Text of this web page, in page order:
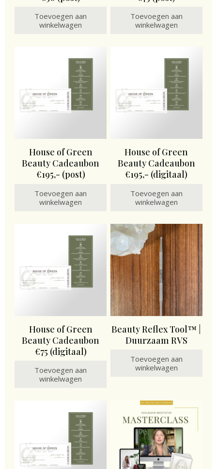
Toevoegen aan
winkelwagen
Toevoegen aan
winkelwagen
House of Green
Beauty Cadeaubon
€195,- (post)
Toevoegen aan
winkelwagen
House of Green
Beauty Cadeaubon
€195,- (digitaal)
Toevoegen aan
winkelwagen
House of Green
Beauty Cadeaubon
€75 (digitaal)
Toevoegen aan
winkelwagen
Beauty Reflex Tool™ |
Duurzaam RVS
Toevoegen aan
winkelwagen